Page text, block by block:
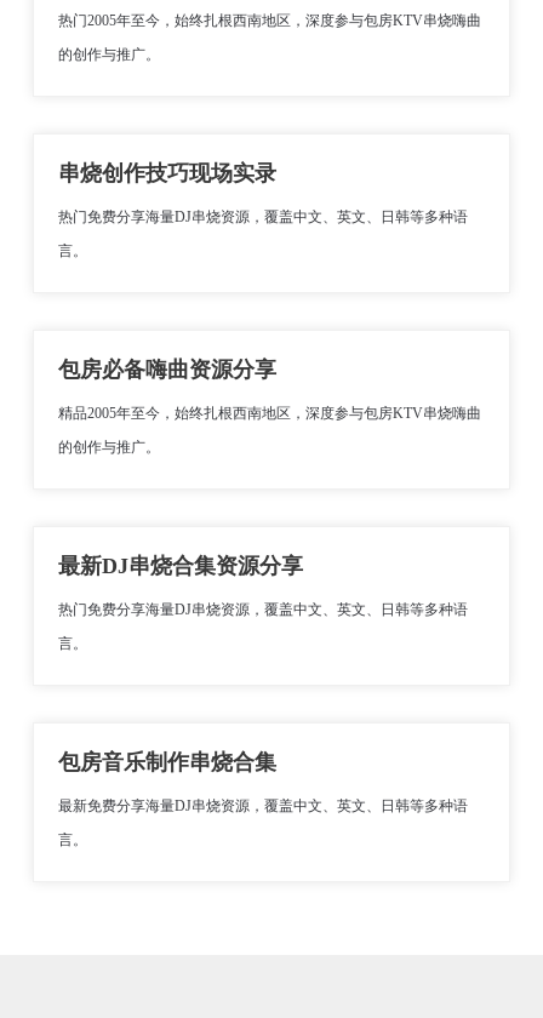
热门2005年至今，始终扎根西南地区，深度参与包房KTV串烧嗨曲
的创作与推广。
串烧创作技巧现场实录
热门免费分享海量DJ串烧资源，覆盖中文、英文、日韩等多种语
言。
包房必备嗨曲资源分享
精品2005年至今，始终扎根西南地区，深度参与包房KTV串烧嗨曲
的创作与推广。
最新DJ串烧合集资源分享
热门免费分享海量DJ串烧资源，覆盖中文、英文、日韩等多种语
言。
包房音乐制作串烧合集
最新免费分享海量DJ串烧资源，覆盖中文、英文、日韩等多种语
言。